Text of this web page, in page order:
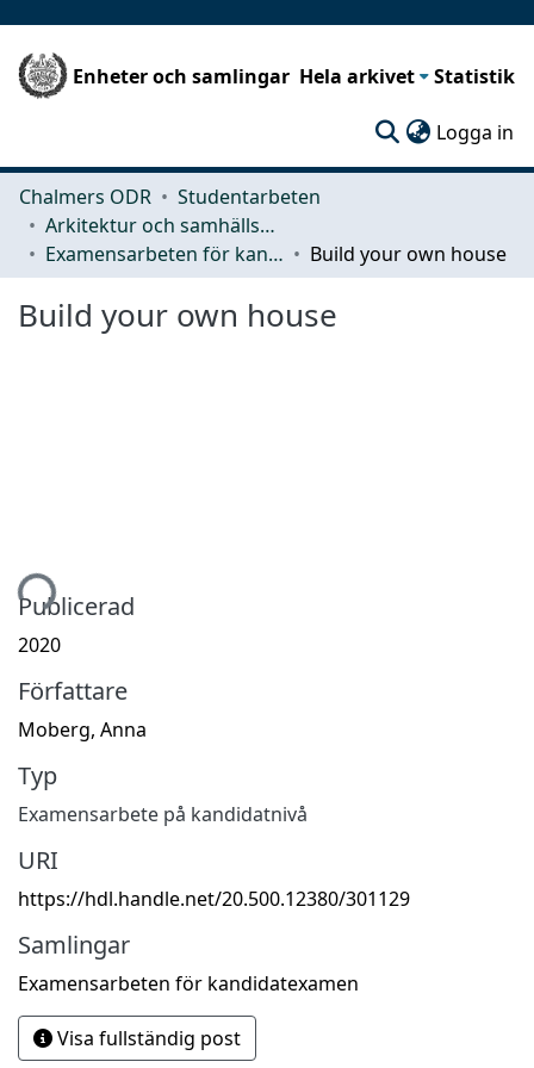
Enheter och samlingar Hela arkivet Statistik
Logga in
Chalmers ODR
Studentarbeten
Arkitektur och samhällsbyggnadsteknik (ACE)
Examensarbeten för kandidatexamen
Build your own house
Build your own house
Publicerad
2020
Författare
Moberg, Anna
Typ
Examensarbete på kandidatnivå
URI
https://hdl.handle.net/20.500.12380/301129
Samlingar
Examensarbeten för kandidatexamen
Visa fullständig post